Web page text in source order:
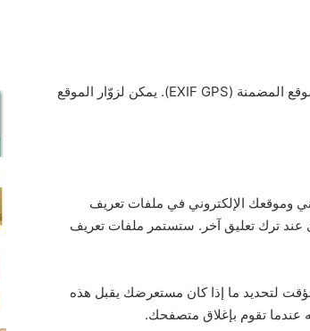
إذا قمت بتحميل الصور إلى موقع الويب، يجب تجنب تحميل الصور مع بيانات الموقع المضمنة (EXIF GPS). يمكن لزوّار الموقع
وموقعك الإلكتروني في ملفات تعريف
عند ترك تعليق آخر. ستستمر ملفات تعريف
لتحديد ما إذا كان مستعرضك يقبل هذه
عندما تقوم بإغلاق متصفحك.